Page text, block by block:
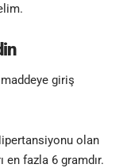
.
giriş
olan
en fazla 6 gramdır.